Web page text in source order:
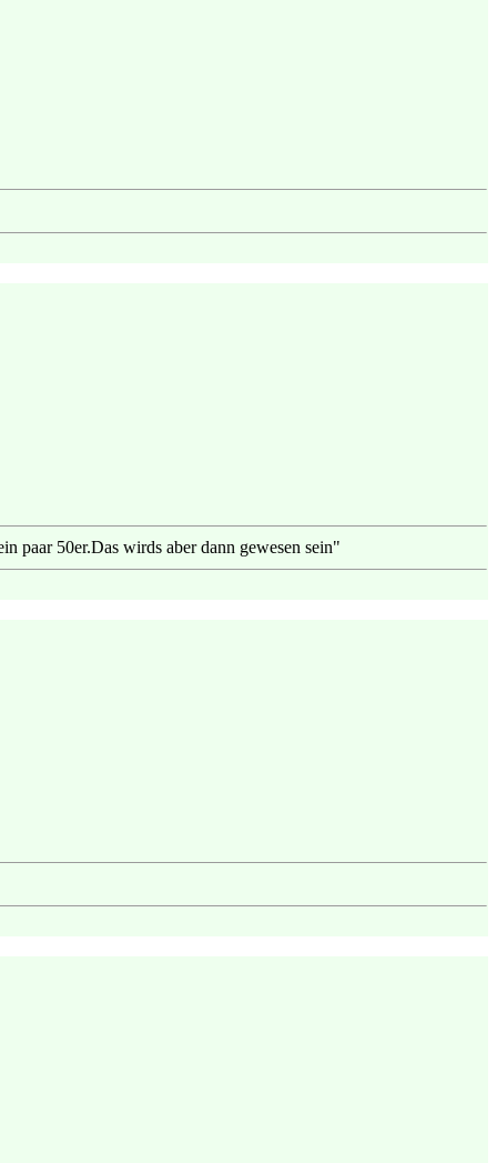
paar 50er.Das wirds aber dann gewesen sein"